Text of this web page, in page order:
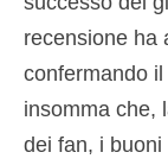
recensione ha
confermando
insomma che,
dei fan, i